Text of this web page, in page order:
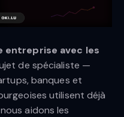
entreprise avec les
de spécialiste —
banques et
utilisent déjà
aidons les